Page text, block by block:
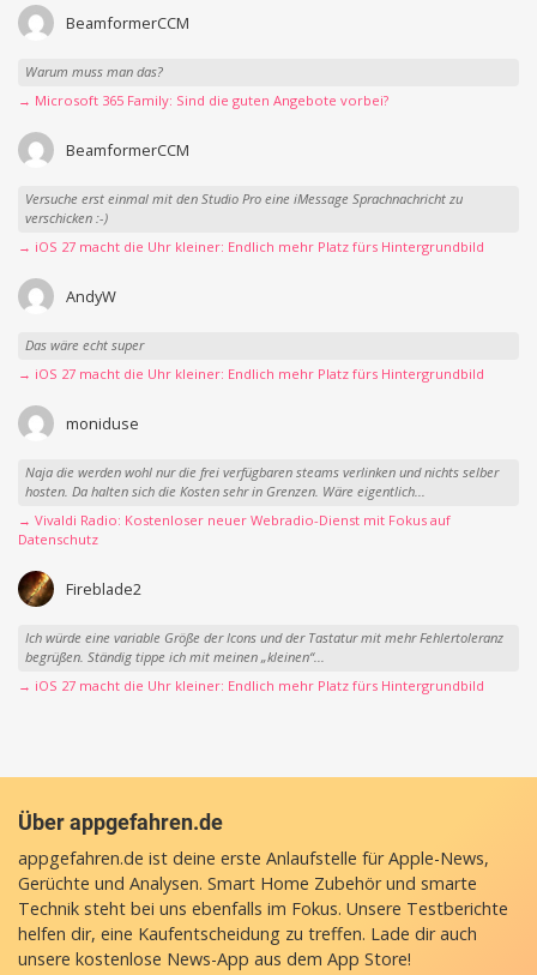
BeamformerCCM
Warum muss man das?
→ Microsoft 365 Family: Sind die guten Angebote vorbei?
BeamformerCCM
Versuche erst einmal mit den Studio Pro eine iMessage Sprachnachricht zu
verschicken :-)
→ iOS 27 macht die Uhr kleiner: Endlich mehr Platz fürs Hintergrundbild
AndyW
Das wäre echt super
→ iOS 27 macht die Uhr kleiner: Endlich mehr Platz fürs Hintergrundbild
moniduse
Naja die werden wohl nur die frei verfügbaren steams verlinken und nichts selber
hosten. Da halten sich die Kosten sehr in Grenzen. Wäre eigentlich...
→ Vivaldi Radio: Kostenloser neuer Webradio-Dienst mit Fokus auf
Datenschutz
Fireblade2
Ich würde eine variable Größe der Icons und der Tastatur mit mehr Fehlertoleranz
begrüßen. Ständig tippe ich mit meinen „kleinen“...
→ iOS 27 macht die Uhr kleiner: Endlich mehr Platz fürs Hintergrundbild
Über appgefahren.de
appgefahren.de ist deine erste Anlaufstelle für Apple-News,
Gerüchte und Analysen. Smart Home Zubehör und smarte
Technik steht bei uns ebenfalls im Fokus. Unsere Testberichte
helfen dir, eine Kaufentscheidung zu treffen. Lade dir auch
unsere kostenlose News-App aus dem App Store!